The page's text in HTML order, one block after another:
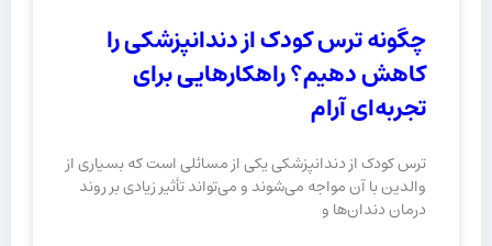
چگونه ترس کودک از دندانپزشکی را
کاهش دهیم؟ راهکارهایی برای
تجربه‌ای آرام
ترس کودک از دندانپزشکی یکی از مسائلی است که بسیاری از
والدین با آن مواجه می‌شوند و می‌تواند تأثیر زیادی بر روند
درمان دندان‌ها و